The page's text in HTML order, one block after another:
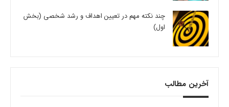
چند نکته مهم در تعیین اهداف و رشد شخصی (بخش
اول)
آخرین مطالب